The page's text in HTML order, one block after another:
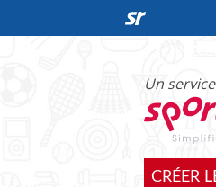
Un service
CRÉER